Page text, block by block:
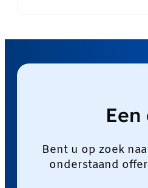
Bent u op zoek
onderstaand